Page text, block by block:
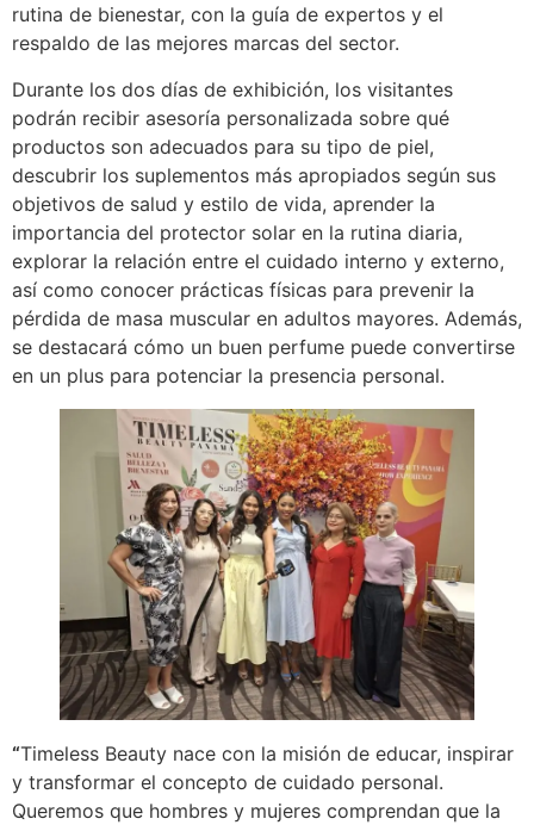
feria
de
belleza
y
bienestar
rutina de bienestar, con la guía de expertos y el
respaldo de las mejores marcas del sector.
Durante los dos días de exhibición, los visitantes
podrán recibir asesoría personalizada sobre qué
productos son adecuados para su tipo de piel,
descubrir los suplementos más apropiados según sus
objetivos de salud y estilo de vida, aprender la
importancia del protector solar en la rutina diaria,
explorar la relación entre el cuidado interno y externo,
así como conocer prácticas físicas para prevenir la
pérdida de masa muscular en adultos mayores. Además,
se destacará cómo un buen perfume puede convertirse
en un plus para potenciar la presencia personal.
“Timeless Beauty nace con la misión de educar, inspirar
y transformar el concepto de cuidado personal.
Queremos que hombres y mujeres comprendan que la